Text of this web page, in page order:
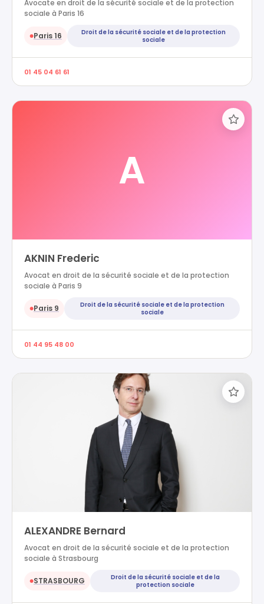
Avocate en droit de la sécurité sociale et de la protection
sociale à Paris 16
●Paris 16
Droit de la sécurité sociale et de la protection
sociale
01 45 04 61 61
A
AKNIN Frederic
Avocat en droit de la sécurité sociale et de la protection
sociale à Paris 9
●Paris 9
Droit de la sécurité sociale et de la protection
sociale
01 44 95 48 00
ALEXANDRE Bernard
Avocat en droit de la sécurité sociale et de la protection
sociale à Strasbourg
●STRASBOURG
Droit de la sécurité sociale et de la
protection sociale